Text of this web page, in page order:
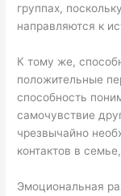
группах,
направляются к
К тому же,
положительные
способность
самочувствие
чрезвычайно
контактов в
Эмоциональная